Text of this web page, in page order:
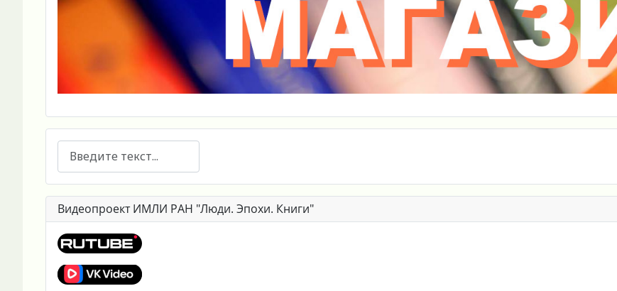
Поиск
Видеопроект ИМЛИ РАН "Люди. Эпохи. Книги"